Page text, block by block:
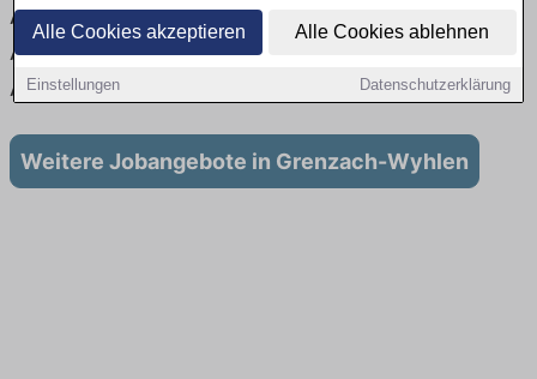
Alle Cookies akzeptieren Alle Cookies ablehnen
Einstellungen Datenschutzerklärung
Ausbildung in Grenzach-Wyhlen im Büro:
Aktuell gibt es keine Stellenangebote für
Ausbildung in Grenzach-Wyhlen
Weitere Jobangebote in Grenzach-Wyhlen